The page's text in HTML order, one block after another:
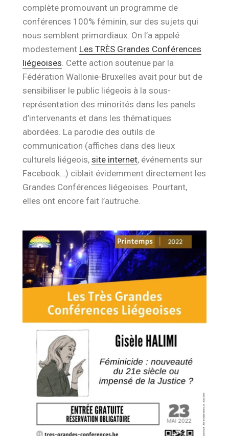
complète promouvant un programme de
conférences 100% féminin, sur des sujets qui
nous semblent primordiaux. On l’a appelé
modestement Les TRÈS Grandes Conférences
liégeoises. Cette action soutenue par la
Fédération Wallonie-Bruxelles avait pour but de
sensibiliser le public liégeois à la sous-
représentation des minorités dans les panels
d’intervenants et dans les thématiques
abordées. La parodie des outils de
communication (affiches dans des lieux
culturels liégeois,site internet, événements sur
Facebook…) ciblait évidemment directement les
Grandes Conférences liégeoises. Pourtant,
elles ont encore fait l’autruche.